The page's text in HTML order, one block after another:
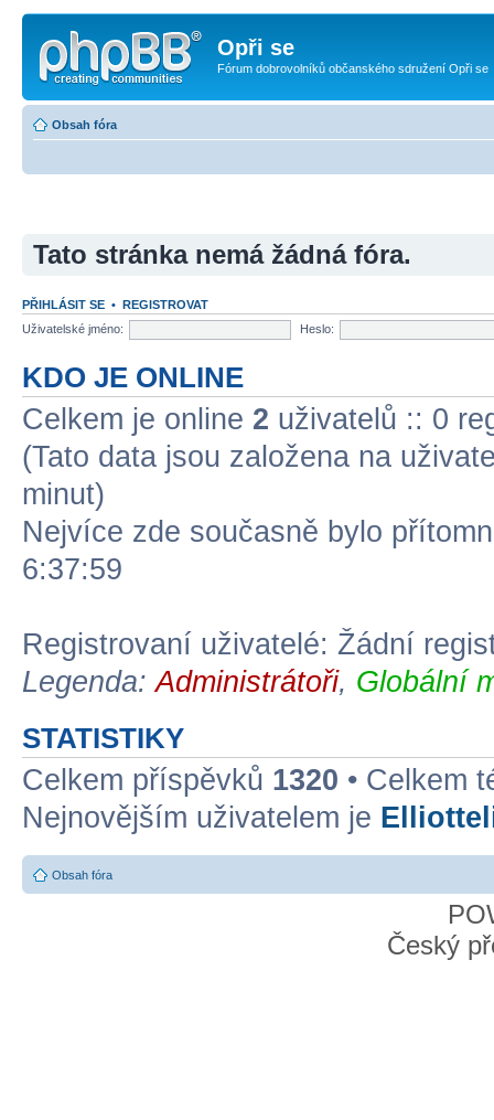
Opři se
Fórum dobrovolníků občanského sdružení Opři se
Obsah fóra
Tato stránka nemá žádná fóra.
PŘIHLÁSIT SE • REGISTROVAT
Uživatelské jméno:
Heslo:
KDO JE ONLINE
Celkem je online 2 uživatelů :: 0
(Tato data jsou založena na
minut)
Nejvíce zde současně bylo
6:37:59
Registrovaní uživatelé: Žádní
Legenda:Administrátoři, Globální
STATISTIKY
Celkem příspěvků 1320 • Celkem
Nejnovějším uživatelem je
Obsah fóra
Český